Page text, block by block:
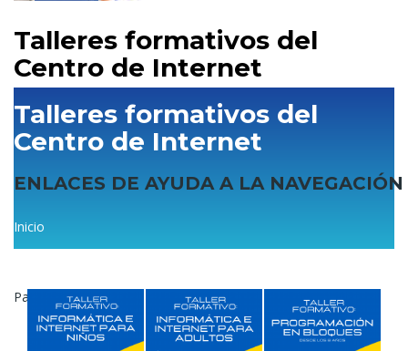
Talleres formativos del
Centro de Internet
Talleres formativos del
Centro de Internet
ENLACES DE AYUDA A LA NAVEGACIÓN
Sobrescribir
enlaces
de
ayuda
Inicio
Parrafos